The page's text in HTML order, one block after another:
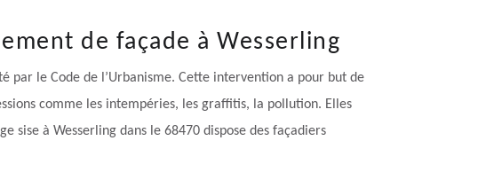
de façade à Wesserling
par le Code de l’Urbanisme. Cette intervention a pour but de
comme les intempéries, les graffitis, la pollution. Elles
sise à Wesserling dans le 68470 dispose des façadiers